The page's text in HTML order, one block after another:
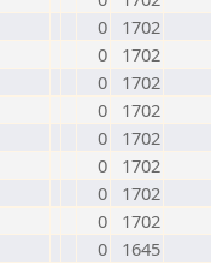
0
1702
0
1702
0
1702
0
1702
0
1702
0
1702
0
1702
0
1702
0
1645